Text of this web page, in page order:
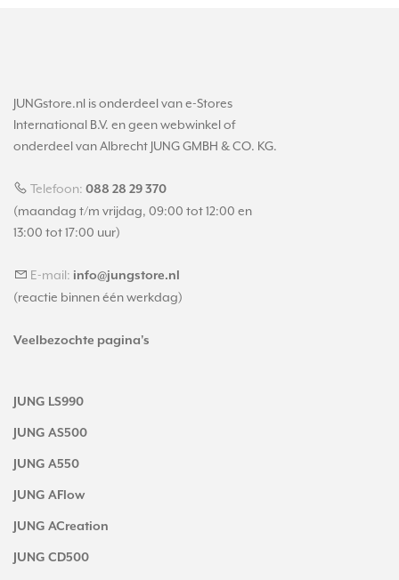
JUNGstore.nl is onderdeel van e-Stores
International B.V. en geen webwinkel of
onderdeel van Albrecht JUNG GMBH & CO. KG.
Telefoon: 088 28 29 370
(maandag t/m vrijdag, 09:00 tot 12:00 en
13:00 tot 17:00 uur)
E-mail: info@jungstore.nl
(reactie binnen één werkdag)
Veelbezochte pagina's
JUNG LS990
JUNG AS500
JUNG A550
JUNG AFlow
JUNG ACreation
JUNG CD500